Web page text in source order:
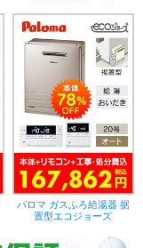
パロマ ガスふろ給湯器 据
置型エコジョーズ